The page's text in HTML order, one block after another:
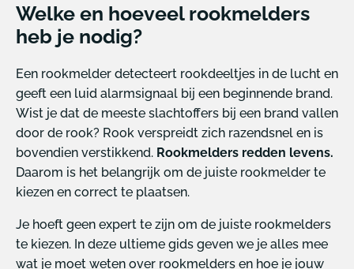
Welke en hoeveel rookmelders
heb je nodig?
Een rookmelder detecteert rookdeeltjes in de lucht en
geeft een luid alarmsignaal bij een beginnende brand.
Wist je dat de meeste slachtoffers bij een brand vallen
door de rook? Rook verspreidt zich razendsnel en is
bovendien verstikkend. Rookmelders redden levens.
Daarom is het belangrijk om de juiste rookmelder te
kiezen en correct te plaatsen.
Je hoeft geen expert te zijn om de juiste rookmelders
te kiezen. In deze ultieme gids geven we je alles mee
wat je moet weten over rookmelders en hoe je jouw